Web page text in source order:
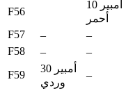
F56
10 أمبير
أحمر
F57
– –
F58
– –
F59
30 أمبير
وردي
–